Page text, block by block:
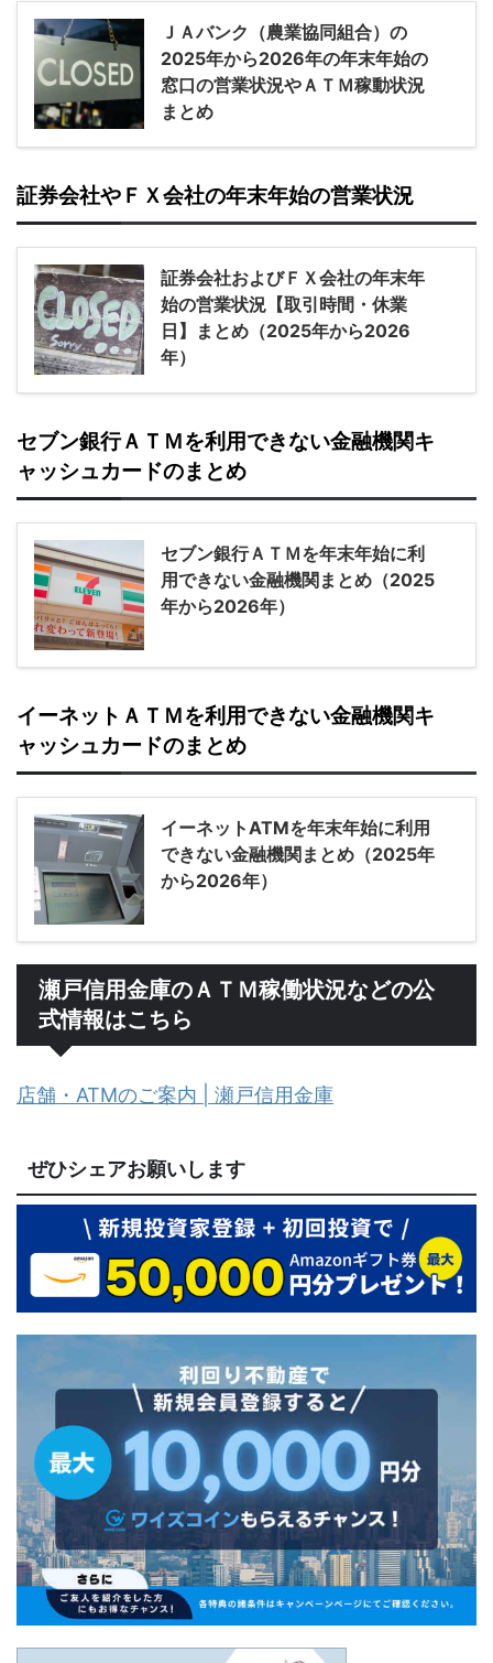
ＪＡバンク（農業協同組合）の
2025年から2026年の年末年始の
窓口の営業状況やＡＴＭ稼動状況
まとめ
証券会社やＦＸ会社の年末年始の営業状況
証券会社およびＦＸ会社の年末年
始の営業状況【取引時間・休業
日】まとめ（2025年から2026
年）
セブン銀行ＡＴＭを利用できない金融機関キ
ャッシュカードのまとめ
セブン銀行ＡＴＭを年末年始に利
用できない金融機関まとめ（2025
年から2026年）
イーネットＡＴＭを利用できない金融機関キ
ャッシュカードのまとめ
イーネットATMを年末年始に利用
できない金融機関まとめ（2025年
から2026年）
瀬戸信用金庫のＡＴＭ稼働状況などの公
式情報はこちら
店舗・ATMのご案内 | 瀬戸信用金庫
ぜひシェアお願いします